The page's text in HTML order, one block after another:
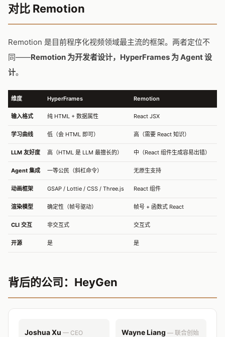
对比 Remotion
Remotion 是目前程序化视频领域最主流的框架。两者定位不
同——Remotion 为开发者设计，HyperFrames 为 Agent 设
计。
维度 HyperFrames Remotion
输入格式 纯 HTML + 数据属性 React JSX
学习曲线 低（会 HTML 即可） 高（需要 React 知识）
LLM 友好度 高（HTML 是 LLM 最擅长的） 中（React 组件生成容易出错）
Agent 集成 一等公民（斜杠命令） 无原生支持
动画框架 GSAP / Lottie / CSS / Three.js React 组件
渲染模型 确定性（帧号驱动） 帧号 + 函数式 React
CLI 交互 非交互式 交互式
开源 是 是
背后的公司：HeyGen
Joshua Xu — CEO Wayne Liang — 联合创始